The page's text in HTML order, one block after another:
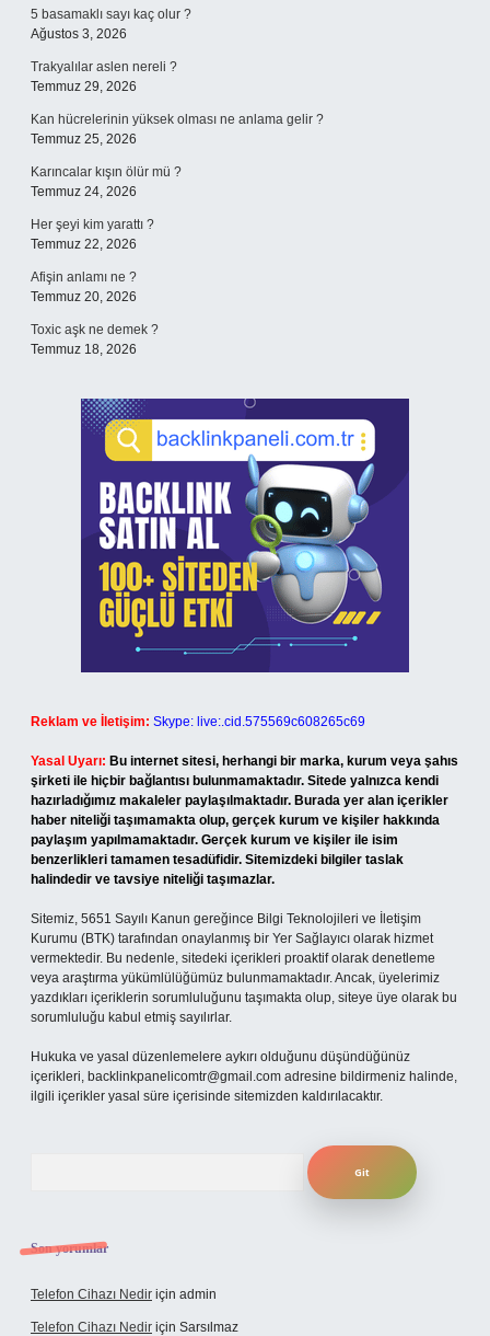
5 basamaklı sayı kaç olur ?
Ağustos 3, 2026
Trakyalılar aslen nereli ?
Temmuz 29, 2026
Kan hücrelerinin yüksek olması ne anlama gelir ?
Temmuz 25, 2026
Karıncalar kışın ölür mü ?
Temmuz 24, 2026
Her şeyi kim yarattı ?
Temmuz 22, 2026
Afişin anlamı ne ?
Temmuz 20, 2026
Toxic aşk ne demek ?
Temmuz 18, 2026
Reklam ve İletişim: Skype: live:.cid.575569c608265c69
Yasal Uyarı: Bu internet sitesi, herhangi bir marka, kurum veya şahıs
şirketi ile hiçbir bağlantısı bulunmamaktadır. Sitede yalnızca kendi
hazırladığımız makaleler paylaşılmaktadır. Burada yer alan içerikler
haber niteliği taşımamakta olup, gerçek kurum ve kişiler hakkında
paylaşım yapılmamaktadır. Gerçek kurum ve kişiler ile isim
benzerlikleri tamamen tesadüfidir. Sitemizdeki bilgiler taslak
halindedir ve tavsiye niteliği taşımazlar.
Sitemiz, 5651 Sayılı Kanun gereğince Bilgi Teknolojileri ve İletişim
Kurumu (BTK) tarafından onaylanmış bir Yer Sağlayıcı olarak hizmet
vermektedir. Bu nedenle, sitedeki içerikleri proaktif olarak denetleme
veya araştırma yükümlülüğümüz bulunmamaktadır. Ancak, üyelerimiz
yazdıkları içeriklerin sorumluluğunu taşımakta olup, siteye üye olarak bu
sorumluluğu kabul etmiş sayılırlar.
Hukuka ve yasal düzenlemelere aykırı olduğunu düşündüğünüz
içerikleri, backlinkpanelicomtr@gmail.com adresine bildirmeniz halinde,
ilgili içerikler yasal süre içerisinde sitemizden kaldırılacaktır.
Son yorumlar
Telefon Cihazı Nedir için admin
Telefon Cihazı Nedir için Sarsılmaz